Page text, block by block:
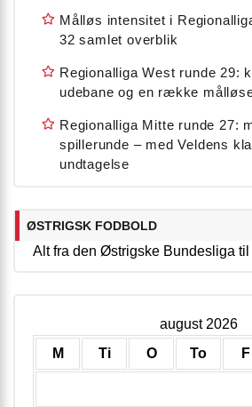
Målløs intensitet i
32 samlet overblik
Regionalliga West runde 29:
udebane og en række
Regionalliga Mitte runde 27:
spillerunde – med Veldens
undtagelse
ØSTRIGSK FODBOLD
Alt fra den Østrigske Bundesliga
august 2026
M
Ti O To F